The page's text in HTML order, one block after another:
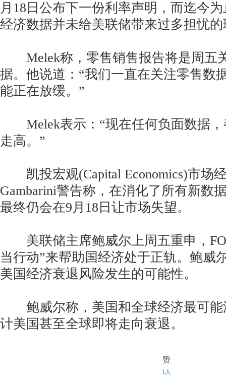
月18日公布下一份利率声明，而迄今
经济数据并未给美联储带来过多担忧
Melek称，零售销售报告将是周五
据。他说道：“我们一直在关注零售数
能正在放缓。”
Melek表示：“现在任何负面数据，
走高。”
凯投宏观(Capital Economics)市场经
Gambarini警告称，在消化了所有新数
最终仍会在9月18日让市场失望。
美联储主席鲍威尔上周五重申，
当行动”来帮助国经济处于正轨。鲍威
美国经济衰退风险发生的可能性。
鲍威尔称，美国和全球经济最可能
计美国甚至全球即将走向衰退。
赞
1人